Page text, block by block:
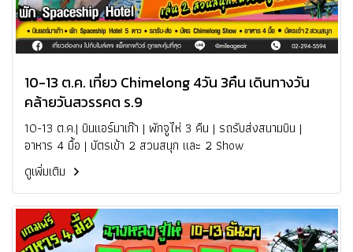
10-13 ต.ค. เที่ยว Chimelong 4วัน 3คืน เดินทางวัน
คล้ายวันสวรรคต ร.9
10-13 ต.ค.| บินแอร์มาเก๊า | พักจูไห่ 3 คืน | รถรับส่งสนามบิน |
อาหาร 4 มื้อ | บัตรเข้า 2 สวนสนุก และ 2 Show
ดูเพิ่มเติม